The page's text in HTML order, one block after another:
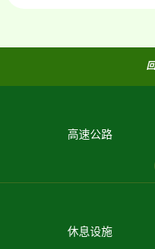
高速公路
休息设施